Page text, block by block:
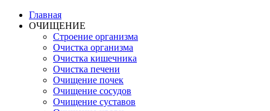
Главная
ОЧИЩЕНИЕ
Строение организма
Очистка организма
Очистка кишечника
Очистка печени
Очищение почек
Очищение сосудов
Очищение суставов